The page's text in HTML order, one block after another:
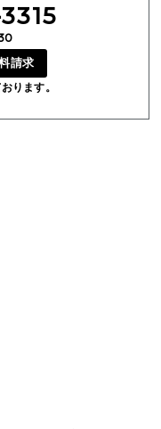
請求
ります。